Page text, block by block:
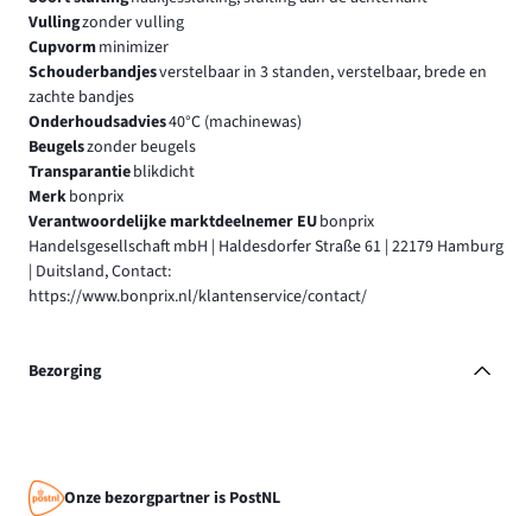
Vullingzonder vulling
Cupvormminimizer
Schouderbandjesverstelbaar in 3 standen, verstelbaar, brede en
zachte bandjes
Onderhoudsadvies40°C (machinewas)
Beugelszonder beugels
Transparantieblikdicht
Merkbonprix
Verantwoordelijke marktdeelnemer EUbonprix
Handelsgesellschaft mbH | Haldesdorfer Straße 61 | 22179 Hamburg
| Duitsland, Contact:
https://www.bonprix.nl/klantenservice/contact/
Bezorging
Onze bezorgpartner is PostNL